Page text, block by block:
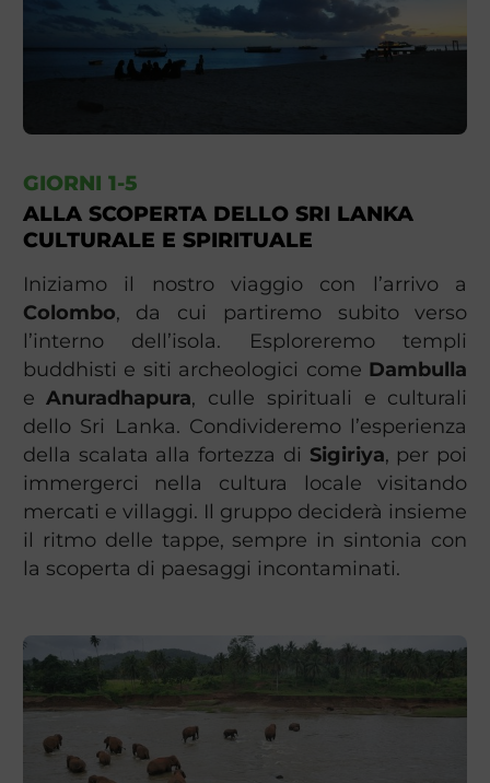
GIORNI 1-5
ALLA SCOPERTA DELLO SRI LANKA
CULTURALE E SPIRITUALE
Iniziamo il nostro viaggio con l’arrivo a
Colombo, da cui partiremo subito verso
l’interno dell’isola. Esploreremo templi
buddhisti e siti archeologici come Dambulla
eAnuradhapura, culle spirituali e culturali
dello Sri Lanka. Condivideremo l’esperienza
della scalata alla fortezza di Sigiriya, per poi
immergerci nella cultura locale visitando
mercati e villaggi. Il gruppo deciderà insieme
il ritmo delle tappe, sempre in sintonia con
la scoperta di paesaggi incontaminati.